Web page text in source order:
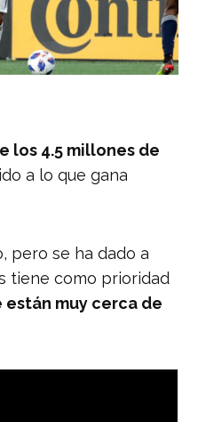
los 4.5 millones de
a lo que gana
pero se ha dado a
tiene como prioridad
están muy cerca de